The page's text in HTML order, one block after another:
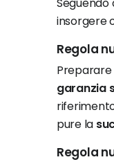
insorgere
Regola
garanzia
pure la
Regola